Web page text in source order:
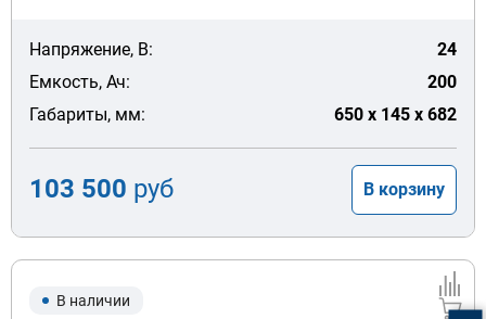
Напряжение, В:
24
Емкость, Ач:
200
Габариты, мм:
650 x 145 x 682
103 500 руб В корзину
В наличии